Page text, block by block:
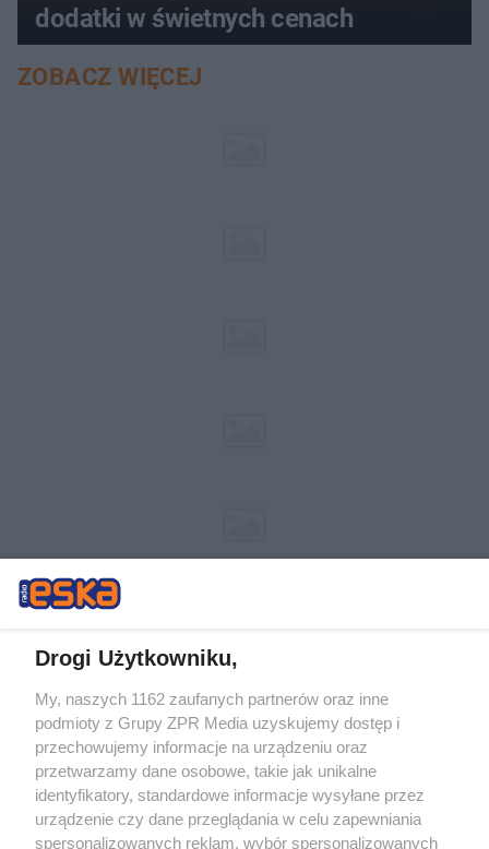
dodatki w świetnych cenach
ZOBACZ WIĘCEJ
Żaden utwór zamieszczony w serwisie nie może być powielany i
rozpowszechniany lub dalej rozpowszechniany w jakikolwiek sposób (w
tym także elektroniczny lub mechaniczny) na jakimkolwiek polu
eksploatacji w jakiejkolwiek formie, włącznie z umieszczaniem w
Internecie bez pisemnej zgody właściciela praw. Jakiekolwiek użycie lub
wykorzystanie utworów w całości lub w części z naruszeniem prawa,
tzn. bez właściwej zgody, jest zabronione pod groźbą kary i może być
ścigane prawnie.
Drogi Użytkowniku,
My, naszych 1162 zaufanych partnerów oraz inne
podmioty z Grupy ZPR Media uzyskujemy dostęp i
przechowujemy informacje na urządzeniu oraz
przetwarzamy dane osobowe, takie jak unikalne
identyfikatory, standardowe informacje wysyłane przez
urządzenie czy dane przeglądania w celu zapewniania
spersonalizowanych reklam, wybór spersonalizowanych